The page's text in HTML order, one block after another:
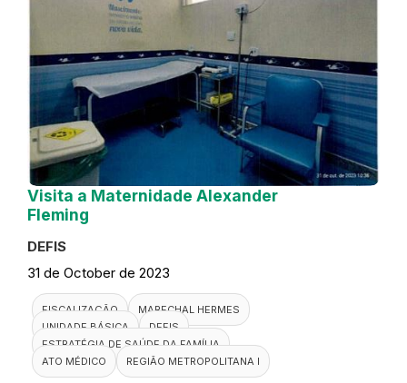
Visita a Maternidade Alexander
Fleming
DEFIS
31 de October de 2023
FISCALIZAÇÃO
MARECHAL HERMES
UNIDADE BÁSICA
DEFIS
ESTRATÉGIA DE SAÚDE DA FAMÍLIA
ATO MÉDICO
REGIÃO METROPOLITANA I